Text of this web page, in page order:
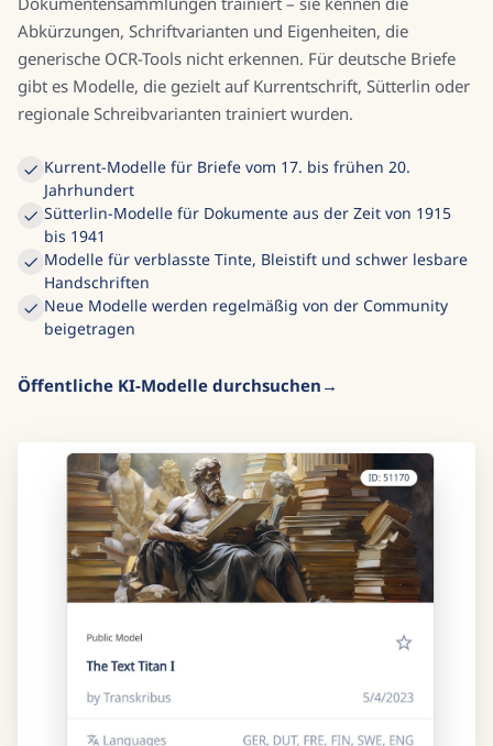
Abkürzungen, Schriftvarianten und Eigenheiten, die
generische OCR-Tools nicht erkennen. Für deutsche Briefe
gibt es Modelle, die gezielt auf Kurrentschrift, Sütterlin oder
regionale Schreibvarianten trainiert wurden.
Kurrent-Modelle für Briefe vom 17. bis frühen 20.
Jahrhundert
Sütterlin-Modelle für Dokumente aus der Zeit von 1915
bis 1941
Modelle für verblasste Tinte, Bleistift und schwer lesbare
Handschriften
Neue Modelle werden regelmäßig von der Community
beigetragen
Öffentliche KI-Modelle durchsuchen